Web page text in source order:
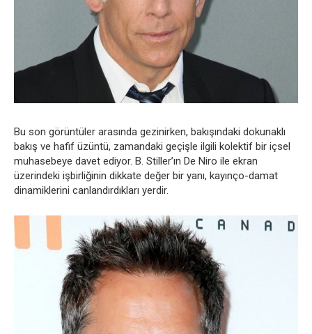
Bu son görüntüler arasında gezinirken, bakışındaki dokunaklı
bakış ve hafif üzüntü, zamandaki geçişle ilgili kolektif bir içsel
muhasebeye davet ediyor. B. Stiller’ın De Niro ile ekran
üzerindeki işbirliğinin dikkate değer bir yanı, kayınço-damat
dinamiklerini canlandırdıkları yerdir.